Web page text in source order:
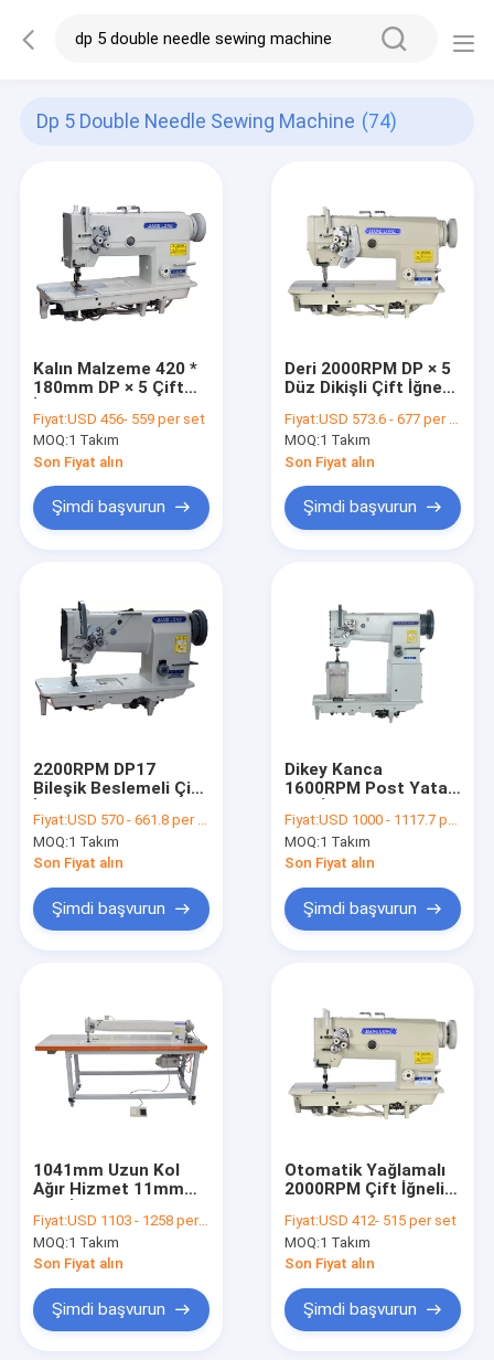
Dp 5 Double Needle Sewing Machine (74)
Kalın Malzeme 420 *
180mm DP × 5 Çift
Fiyat:USD 456- 559 per set
MOQ:1 Takım
Son Fiyat alın
Şimdi başvurun
Deri 2000RPM DP × 5
Düz Dikişli Çift İğne
Fiyat:USD 573.6 - 677 per set
MOQ:1 Takım
Son Fiyat alın
Şimdi başvurun
2200RPM DP17
Bileşik Beslemeli Çift
Fiyat:USD 570 - 661.8 per set
MOQ:1 Takım
Son Fiyat alın
Şimdi başvurun
Dikey Kanca
1600RPM Post Yatak
Makinası
Fiyat:USD 1000 - 1117.7 per set
MOQ:1 Takım
Son Fiyat alın
Şimdi başvurun
1041mm Uzun Kol
Ağır Hizmet 11mm
Makinası
Fiyat:USD 1103 - 1258 per set
MOQ:1 Takım
Son Fiyat alın
Şimdi başvurun
Otomatik Yağlamalı
2000RPM Çift İğneli
Fiyat:USD 412- 515 per set
MOQ:1 Takım
Son Fiyat alın
Şimdi başvurun